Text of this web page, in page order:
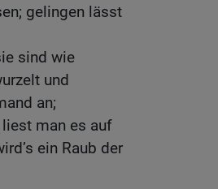
gelingen lässt
sind wie
und
an;
man es auf
ein Raub der